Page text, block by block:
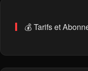
💰 Tarifs et